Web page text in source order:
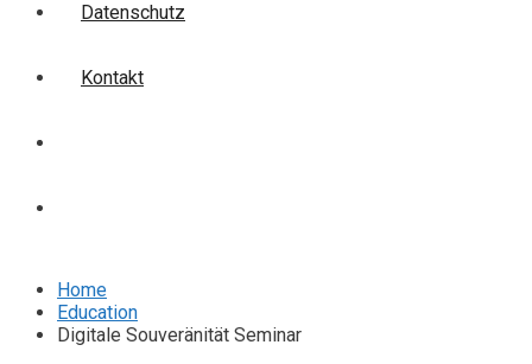
Datenschutz
Kontakt
Home
Education
Digitale Souveränität Seminar